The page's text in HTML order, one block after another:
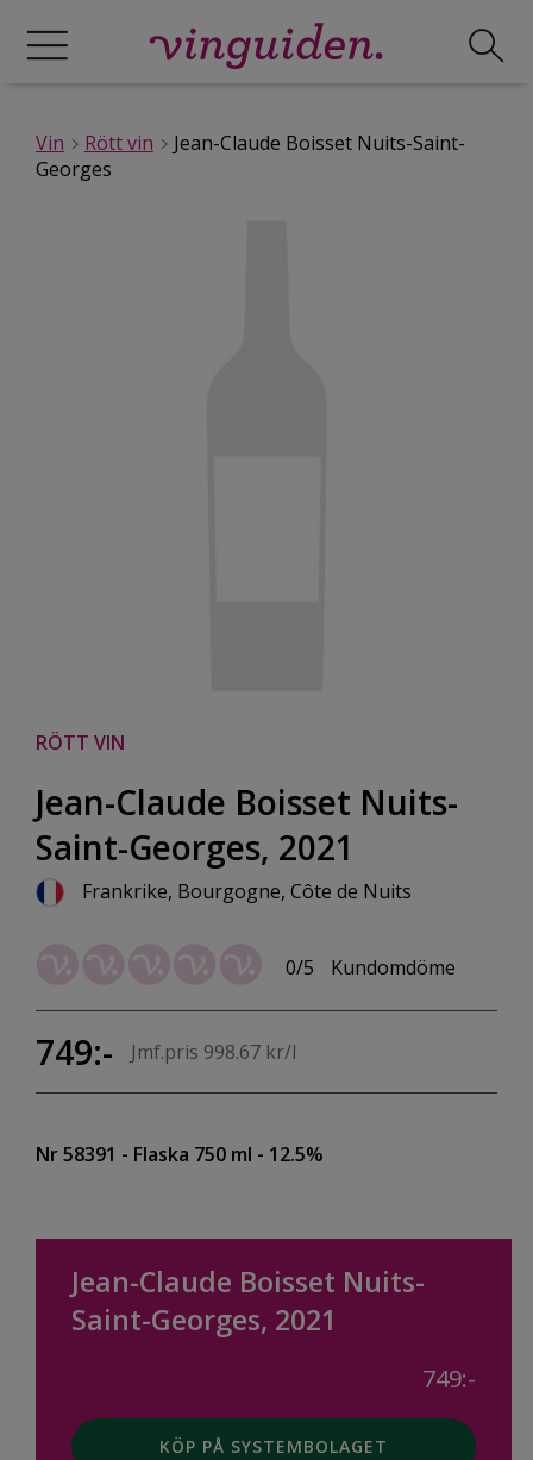
Vin Rött vin
Jean-Claude Boisset Nuits-Saint-
Georges
RÖTT VIN
Jean-Claude Boisset Nuits-
Saint-Georges, 2021
Frankrike, Bourgogne, Côte de Nuits
0/5 Kundomdöme
749:- Jmf.pris 998.67 kr/l
Nr 58391 - Flaska 750 ml - 12.5%
Jean-Claude Boisset Nuits-
Saint-Georges, 2021
749:-
KÖP PÅ SYSTEMBOLAGET